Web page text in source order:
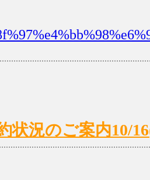
状況のご案内10/